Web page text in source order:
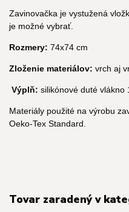
Zavinovačka je vystužená
je možné vybrať.
Rozmery: 74x74 cm
Zloženie materiálov: vrch aj
Výplň: silikónové duté vlákno
Materiály použité na výrobu
Oeko-Tex Standard.
Tovar zaradený v